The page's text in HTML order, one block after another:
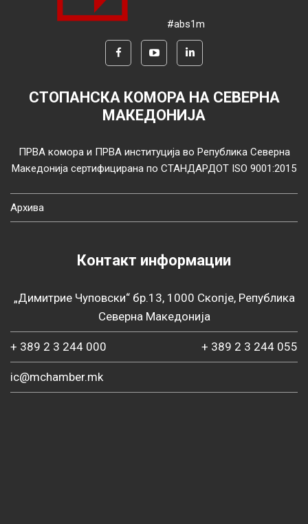
#abs1m
СТОПАНСКА КОМОРА НА СЕВЕРНА
МАКЕДОНИЈА
ПРВА комора и ПРВА институција во Република Северна
Македонија сертифицирана по СТАНДАРДОТ ISO 9001:2015
Архива
Контакт информации
„Димитрие Чуповски“ бр.13, 1000 Скопје, Република
Северна Македонија
+ 389 2 3 244 000 + 389 2 3 244 055
ic@mchamber.mk